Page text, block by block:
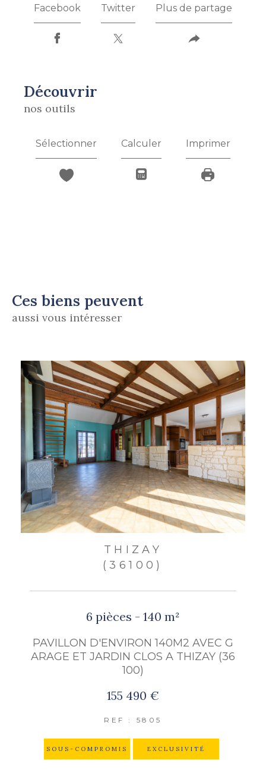
Facebook Twitter Plus de partage
découvrir
nos outils
Sélectionner Calculer Imprimer
Ces biens peuvent
aussi vous intéresser
THIZAY
(36100)
6 pièces - 140 m²
PAVILLON D'ENVIRON 140M2 AVEC G
ARAGE ET JARDIN CLOS A THIZAY (36
100)
155 490 €
REF : 5805
SOUS-COMPROMIS EXCLUSIVITÉ